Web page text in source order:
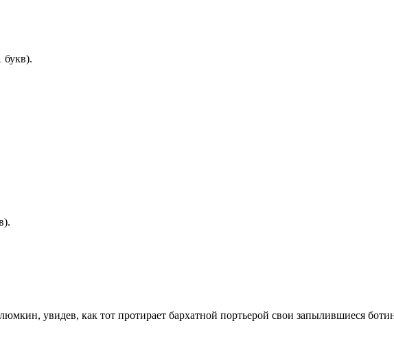
букв).
увидев, как тот протирает бархатной портьерой свои запылившиеся